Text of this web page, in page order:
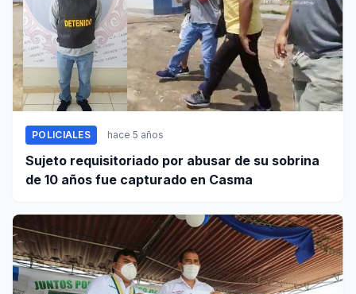
POLICIALES hace 5 años
Sujeto requisitoriado por abusar de su sobrina
de 10 años fue capturado en Casma